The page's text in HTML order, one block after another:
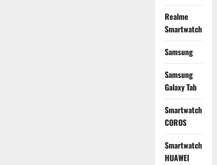
Realme
Smartwatch
Samsung
Samsung
Galaxy Tab
Smartwatch
COROS
Smartwatch
HUAWEI